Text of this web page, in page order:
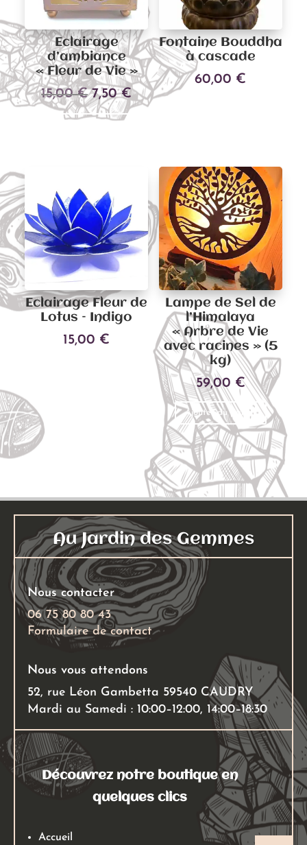
Eclairage
d’ambiance
« Fleur de Vie »
15,00€ Le
prix
7,50€Le
prix
7,50 €.
Fontaine Bouddha
à cascade
60,00 €
Eclairage Fleur de
Lotus – Indigo
15,00 €
produit
plusieurs
variations.
options
peuvent
être
choisies
sur
la
page
du
produit
Lampe de Sel de
l’Himalaya
« Arbre de Vie
avec racines » (5
kg)
59,00 €
Ajouter au panier
Au Jardin des Gemmes
Nous contacter
06 75 80 80 43
Formulaire de contact
Nous vous attendons
52, rue Léon Gambetta 59540 CAUDRY
Mardi au Samedi : 10:00–12:00, 14:00–18:30
Découvrez notre boutique en
quelques clics
Accueil